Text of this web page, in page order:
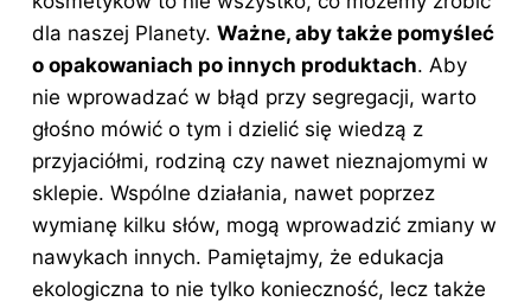
dla naszej Planety. Ważne, aby także pomyśleć
o opakowaniach po innych produktach. Aby
nie wprowadzać w błąd przy segregacji, warto
głośno mówić o tym i dzielić się wiedzą z
przyjaciółmi, rodziną czy nawet nieznajomymi w
sklepie. Wspólne działania, nawet poprzez
wymianę kilku słów, mogą wprowadzić zmiany w
nawykach innych. Pamiętajmy, że edukacja
ekologiczna to nie tylko konieczność, lecz także